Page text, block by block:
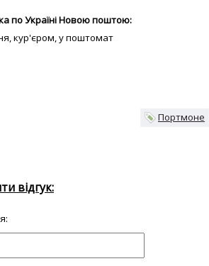
по Україні Новою поштою:
кур'єром, у поштомат
Портмоне